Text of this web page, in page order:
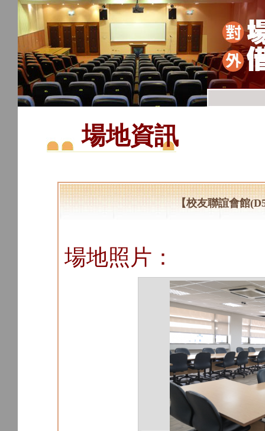
場地資訊
【校友聯誼會館
場地照片：